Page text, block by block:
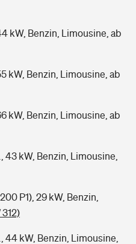
kW, Benzin, Limousine, ab
kW, Benzin, Limousine, ab
kW, Benzin, Limousine, ab
43 kW, Benzin, Limousine,
P1), 29 kW, Benzin,
44 kW, Benzin, Limousine,